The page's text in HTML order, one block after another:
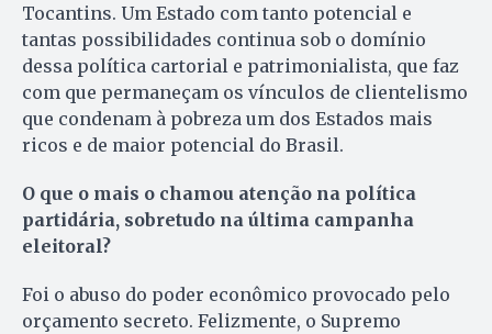
Tocantins. Um Estado com tanto potencial e
tantas possibilidades continua sob o domínio
dessa política cartorial e patrimonialista, que faz
com que permaneçam os vínculos de clientelismo
que condenam à pobreza um dos Estados mais
ricos e de maior potencial do Brasil.
O que o mais o chamou atenção na política
partidária, sobretudo na última campanha
eleitoral?
Foi o abuso do poder econômico provocado pelo
orçamento secreto. Felizmente, o Supremo